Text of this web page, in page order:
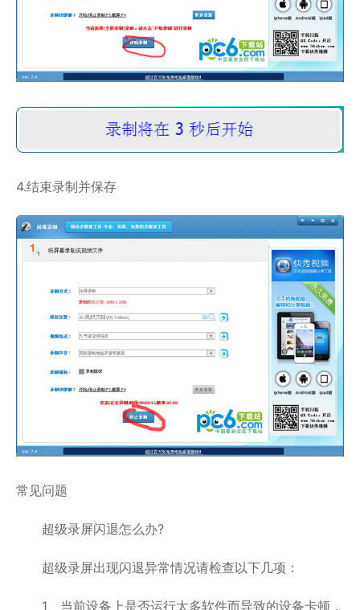
4.结束录制并保存
常见问题
超级录屏闪退怎么办?
超级录屏出现闪退异常情况请检查以下几项：
1、当前设备上是否运行太多软件而导致的设备卡顿，